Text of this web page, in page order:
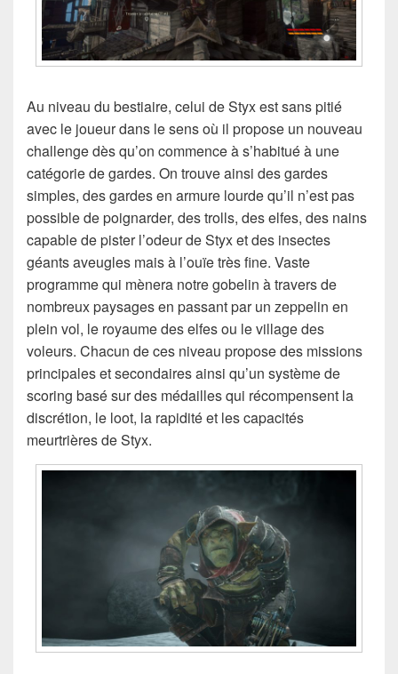
Au niveau du bestiaire, celui de Styx est sans pitié
avec le joueur dans le sens où il propose un nouveau
challenge dès qu’on commence à s’habitué à une
catégorie de gardes. On trouve ainsi des gardes
simples, des gardes en armure lourde qu’il n’est pas
possible de poignarder, des trolls, des elfes, des nains
capable de pister l’odeur de Styx et des insectes
géants aveugles mais à l’ouïe très fine. Vaste
programme qui mènera notre gobelin à travers de
nombreux paysages en passant par un zeppelin en
plein vol, le royaume des elfes ou le village des
voleurs. Chacun de ces niveau propose des missions
principales et secondaires ainsi qu’un système de
scoring basé sur des médailles qui récompensent la
discrétion, le loot, la rapidité et les capacités
meurtrières de Styx.